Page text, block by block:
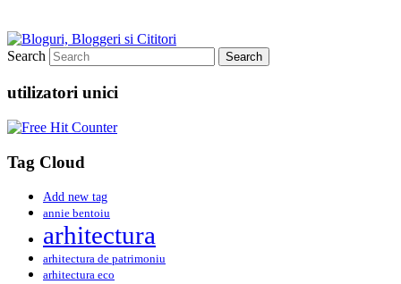
Search
utilizatori unici
Tag Cloud
Add new tag
annie bentoiu
arhitectura
arhitectura de patrimoniu
arhitectura eco